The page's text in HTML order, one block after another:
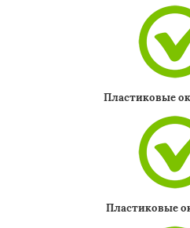
Пластиковые
Пластиковые